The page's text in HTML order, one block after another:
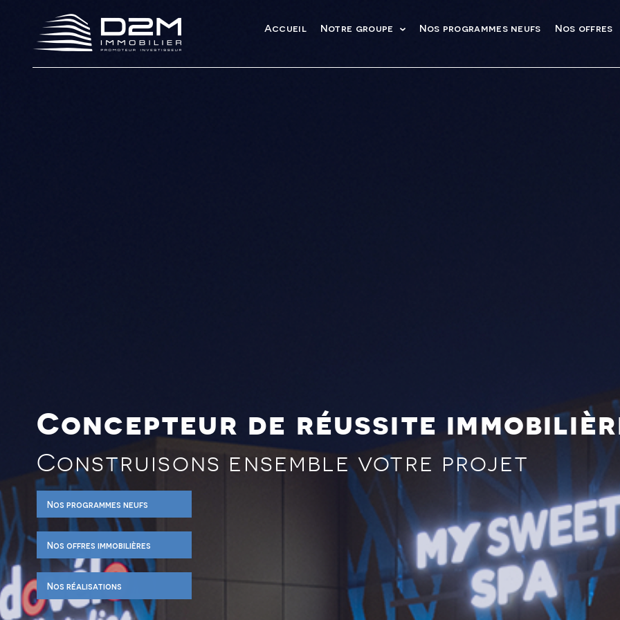
Accueil Notre groupe Nos programmes neufs Nos offres
Concepteur de réussite
Construisons ensemble votre projet
Nos programmes neufs
Nos offres immobilières
Nos réalisations